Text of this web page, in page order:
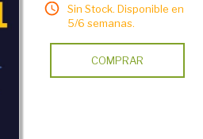
Sin Stock. Disponible en
5/6 semanas.
COMPRAR